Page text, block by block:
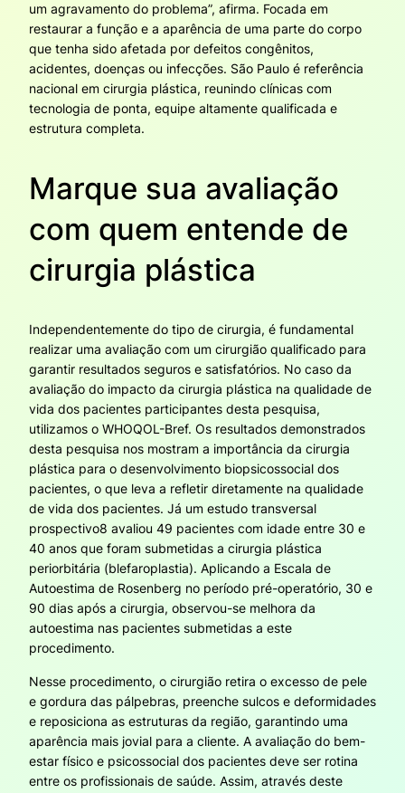
um agravamento do problema”, afirma. Focada em
restaurar a função e a aparência de uma parte do corpo
que tenha sido afetada por defeitos congênitos,
acidentes, doenças ou infecções. São Paulo é referência
nacional em cirurgia plástica, reunindo clínicas com
tecnologia de ponta, equipe altamente qualificada e
estrutura completa.
Marque sua avaliação
com quem entende de
cirurgia plástica
Independentemente do tipo de cirurgia, é fundamental
realizar uma avaliação com um cirurgião qualificado para
garantir resultados seguros e satisfatórios. No caso da
avaliação do impacto da cirurgia plástica na qualidade de
vida dos pacientes participantes desta pesquisa,
utilizamos o WHOQOL-Bref. Os resultados demonstrados
desta pesquisa nos mostram a importância da cirurgia
plástica para o desenvolvimento biopsicossocial dos
pacientes, o que leva a refletir diretamente na qualidade
de vida dos pacientes. Já um estudo transversal
prospectivo8 avaliou 49 pacientes com idade entre 30 e
40 anos que foram submetidas a cirurgia plástica
periorbitária (blefaroplastia). Aplicando a Escala de
Autoestima de Rosenberg no período pré-operatório, 30 e
90 dias após a cirurgia, observou-se melhora da
autoestima nas pacientes submetidas a este
procedimento.
Nesse procedimento, o cirurgião retira o excesso de pele
e gordura das pálpebras, preenche sulcos e deformidades
e reposiciona as estruturas da região, garantindo uma
aparência mais jovial para a cliente. A avaliação do bem-
estar físico e psicossocial dos pacientes deve ser rotina
entre os profissionais de saúde. Assim, através deste